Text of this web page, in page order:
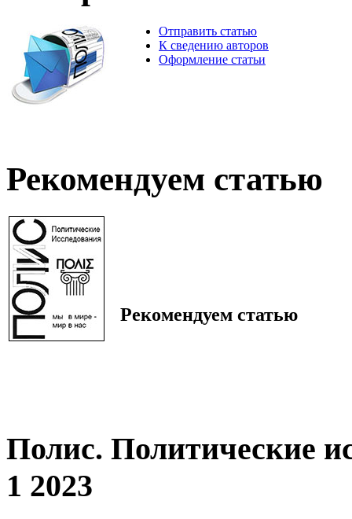
Отправить статью
К сведению авторов
Оформление статьи
Рекомендуем статью
Рекомендуем статью
Полис. Политические
1 2023